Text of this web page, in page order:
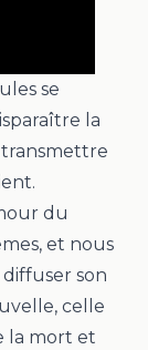
se
la
du
et nous
son
celle
la mort et